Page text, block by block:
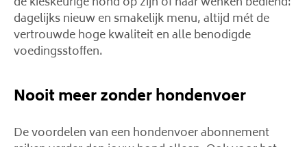
dagelijks nieuw en smakelijk menu, altijd mét de
vertrouwde hoge kwaliteit en alle benodigde
voedingsstoffen.
Nooit meer zonder hondenvoer
De voordelen van een hondenvoer abonnement